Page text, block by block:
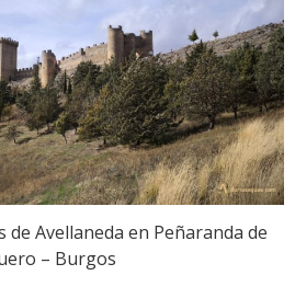
de Avellaneda en Peñaranda de
– Burgos